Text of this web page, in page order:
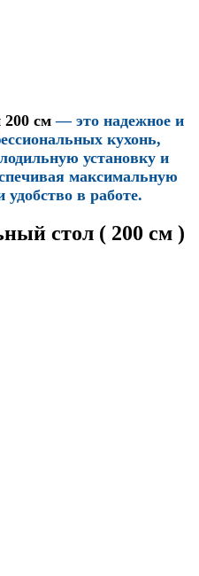
200 см— это надежное и
кухонь,
установку и
максимальную
в работе.
стол ( 200 см )